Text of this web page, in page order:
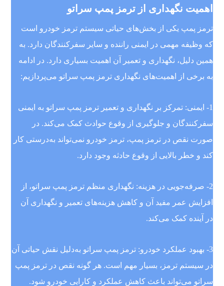
اهمیت نگهداری از ترمز پمپ سراتو
ترمز پمپ یکی از بخش‌های حیاتی سیستم ترمز خودرو است
که وظیفه مهمی در ایمنی راننده و سایر سفرکنندگان دارد. به
همین دلیل، نگهداری و تعمیر آن اهمیت بسیاری دارد. در ادامه
به برخی از اهمیت‌های نگهداری ترمز پمپ سراتو می‌پردازیم:
1- ایمنی: تمرکز بر نگهداری و تعمیر ترمز پمپ سراتو به ایمنی
سفرکنندگان و جلوگیری از وقوع حوادث کمک می‌کند. در
صورت نقص در ترمز پمپ، ترمز خودرو نمی‌تواند به‌درستی کار
کند و خطر بالایی از وقوع حادثه وجود دارد.
2- صرفه‌جویی در هزینه: نگهداری منظم ترمز پمپ سراتو، از
افزایش عمر مفید آن و کاهش هزینه‌های تعمیر و نگهداری آن
در آینده کمک می‌کند.
3- بهبود عملکرد خودرو: ترمز پمپ سراتو به‌دلیل نقش حیاتی آن
در سیستم ترمز، بسیار مهم است. هر گونه نقص در ترمز پمپ
سراتو می‌تواند باعث کاهش عملکرد و کارایی خودرو شود.